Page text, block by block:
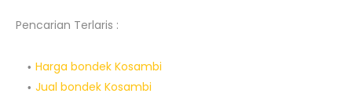
Pencarian Terlaris :
Harga bondek Kosambi
Jual bondek Kosambi